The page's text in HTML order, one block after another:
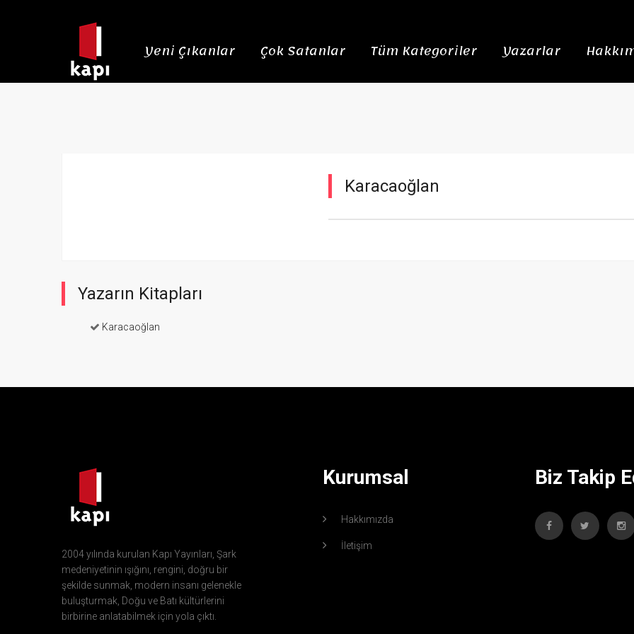
Yeni Çıkanlar Çok Satanlar Tüm Kategoriler Yazarlar
Karacaoğlan
Yazarın Kitapları
Karacaoğlan
2004 yılında kurulan Kapı Yayınları, Şark
medeniyetinin ışığını, rengini, doğru bir
şekilde sunmak, modern insanı gelenekle
buluşturmak, Doğu ve Batı kültürlerini
birbirine anlatabilmek için yola çıktı.
Kurumsal
Hakkımızda
İletişim
Biz Takip